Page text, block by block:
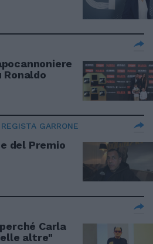
Ronaldo
GARRONE
del Premio
Carla
altre"